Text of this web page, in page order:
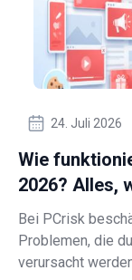
24. Juli 2026
Wie
2026? Alles,
Bei PCrisk
Problemen, die
verursacht